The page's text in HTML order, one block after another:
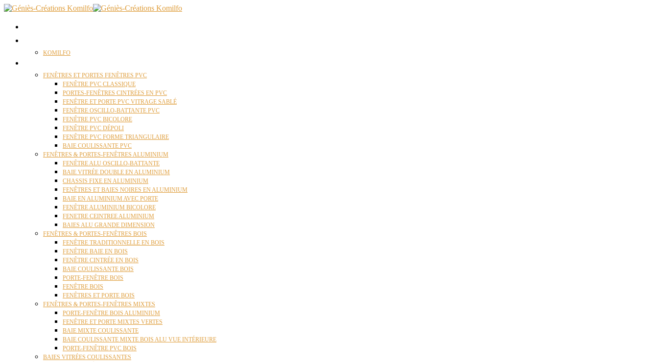
KOMILFO
FENÊTRES ET PORTES FENÊTRES PVC
FENÊTRE PVC CLASSIQUE
PORTES-FENÊTRES CINTRÉES EN PVC
FENÊTRE ET PORTE PVC VITRAGE SABLÉ
FENÊTRE OSCILLO-BATTANTE PVC
FENÊTRE PVC BICOLORE
FENÊTRE PVC DÉPOLI
FENÊTRE PVC FORME TRIANGULAIRE
BAIE COULISSANTE PVC
FENÊTRES & PORTES-FENÊTRES ALUMINIUM
FENÊTRE ALU OSCILLO-BATTANTE
BAIE VITRÉE DOUBLE EN ALUMINIUM
CHASSIS FIXE EN ALUMINIUM
FENÊTRES ET BAIES NOIRES EN ALUMINIUM
BAIE EN ALUMINIUM AVEC PORTE
FENÊTRE ALUMINIUM BICOLORE
FENETRE CEINTREE ALUMINIUM
BAIES ALU GRANDE DIMENSION
FENÊTRES & PORTES-FENÊTRES BOIS
FENÊTRE TRADITIONNELLE EN BOIS
FENÊTRE BAIE EN BOIS
FENÊTRE CINTRÉE EN BOIS
BAIE COULISSANTE BOIS
PORTE-FENÊTRE BOIS
FENÊTRE BOIS
FENÊTRES ET PORTE BOIS
FENÊTRES & PORTES-FENÊTRES MIXTES
PORTE-FENÊTRE BOIS ALUMINIUM
FENÊTRE ET PORTE MIXTES VERTES
BAIE MIXTE COULISSANTE
BAIE COULISSANTE MIXTE BOIS ALU VUE INTÉRIEURE
PORTE-FENÊTRE PVC BOIS
BAIES VITRÉES COULISSANTES